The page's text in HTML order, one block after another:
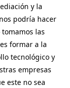
y la
podría hacer
las
formar a la
tecnológico y
empresas
este no sea